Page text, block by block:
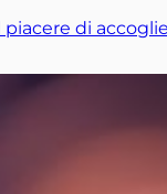
piacere di